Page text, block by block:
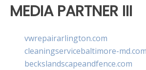
MEDIA PARTNER III
vwrepairarlington.com
cleaningservicebaltimore-md.com
beckslandscapeandfence.com